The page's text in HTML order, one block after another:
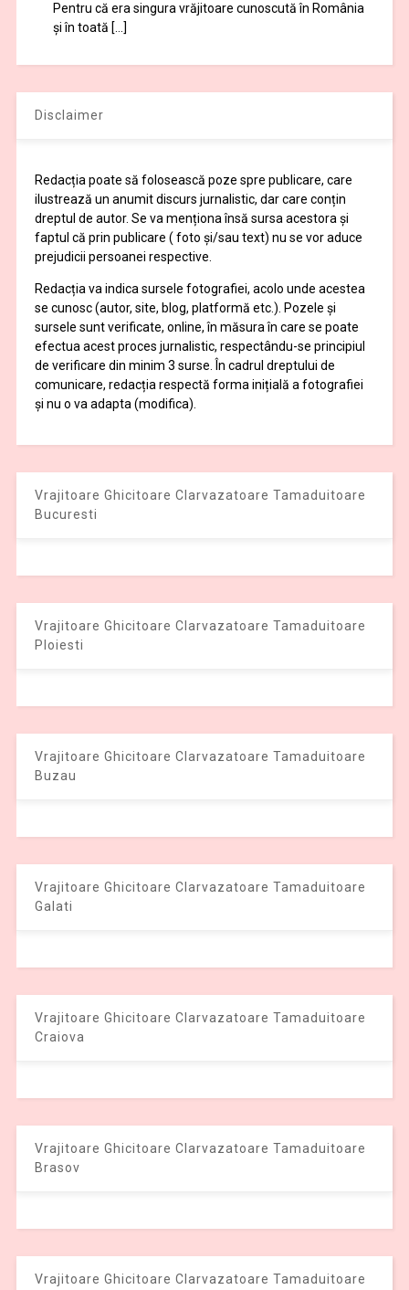
Pentru că era singura vrăjitoare cunoscută în România
și în toată […]
Disclaimer
Redacția poate să folosească poze spre publicare, care
ilustrează un anumit discurs jurnalistic, dar care conțin
dreptul de autor. Se va menționa însă sursa acestora și
faptul că prin publicare ( foto și/sau text) nu se vor aduce
prejudicii persoanei respective.
Redacția va indica sursele fotografiei, acolo unde acestea
se cunosc (autor, site, blog, platformă etc.). Pozele și
sursele sunt verificate, online, în măsura în care se poate
efectua acest proces jurnalistic, respectându-se principiul
de verificare din minim 3 surse. În cadrul dreptului de
comunicare, redacția respectă forma inițială a fotografiei
și nu o va adapta (modifica).
Vrajitoare Ghicitoare Clarvazatoare Tamaduitoare
Bucuresti
Vrajitoare Ghicitoare Clarvazatoare Tamaduitoare
Ploiesti
Vrajitoare Ghicitoare Clarvazatoare Tamaduitoare
Buzau
Vrajitoare Ghicitoare Clarvazatoare Tamaduitoare
Galati
Vrajitoare Ghicitoare Clarvazatoare Tamaduitoare
Craiova
Vrajitoare Ghicitoare Clarvazatoare Tamaduitoare
Brasov
Vrajitoare Ghicitoare Clarvazatoare Tamaduitoare